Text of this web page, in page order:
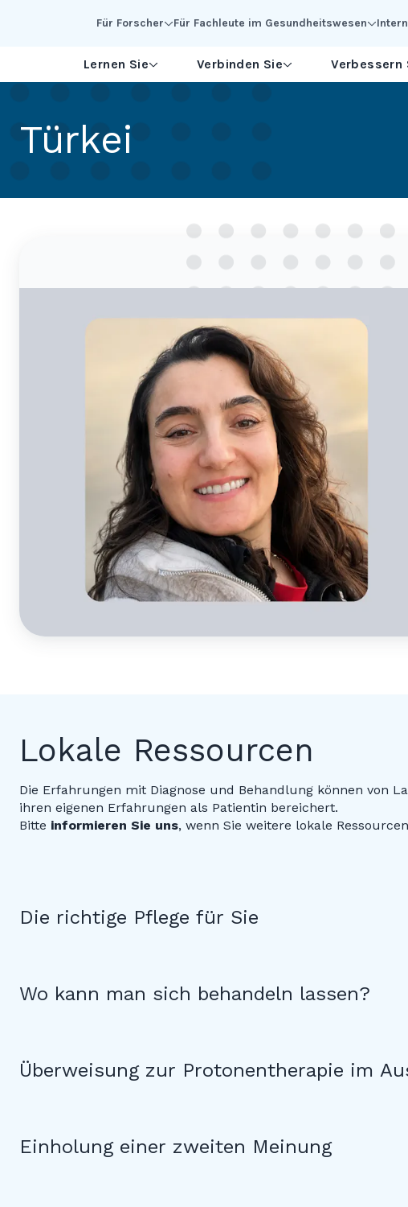
Für Forscher Für Fachleute im Gesundheitswesen
Lernen Sie Verbinden Sie Verbessern
Türkei
Lokale Ressourcen
Die Erfahrungen mit Diagnose und Behandlung können von
ihren eigenen Erfahrungen als Patientin bereichert.
Bitte informieren Sie uns, wenn Sie weitere lokale
Die richtige Pflege für Sie
Wo kann man sich behandeln lassen?
Überweisung zur Protonentherapie im
Einholung einer zweiten Meinung